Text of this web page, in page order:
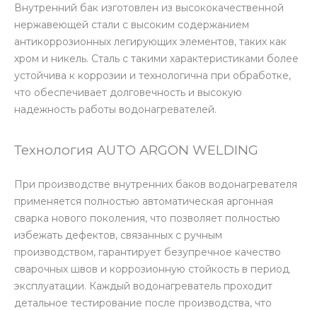
Внутренний бак изготовлен из высококачественной
нержавеющей стали с высоким содержанием
антикоррозионных легирующих элементов, таких как
хром и никель. Сталь с такими характеристиками более
устойчива к коррозии и технологична при обработке,
что обеспечивает долговечность и высокую
надежность работы водонагревателей.
Технология AUTO ARGON WELDING
При производстве внутренних баков водонагревателя
применяется полностью автоматическая аргонная
сварка нового поколения, что позволяет полностью
избежать дефектов, связанных с ручным
производством, гарантирует безупречное качество
сварочных швов и коррозионную стойкость в период
эксплуатации. Каждый водонагреватель проходит
детальное тестирование после производства, что